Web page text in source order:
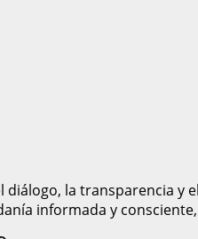
diálogo, la transparencia y
informada y